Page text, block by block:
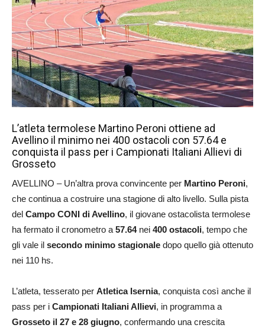
L’atleta termolese Martino Peroni ottiene ad
Avellino il minimo nei 400 ostacoli con 57.64 e
conquista il pass per i Campionati Italiani Allievi di
Grosseto
AVELLINO – Un’altra prova convincente per Martino Peroni,
che continua a costruire una stagione di alto livello. Sulla pista
del Campo CONI di Avellino, il giovane ostacolista termolese
ha fermato il cronometro a 57.64nei 400 ostacoli, tempo che
gli vale il secondo minimo stagionale dopo quello già ottenuto
nei 110 hs.
L’atleta, tesserato per Atletica Isernia, conquista così anche il
pass per i Campionati Italiani Allievi, in programma a
Grosseto il 27 e 28 giugno, confermando una crescita